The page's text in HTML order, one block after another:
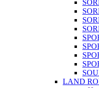
LAND